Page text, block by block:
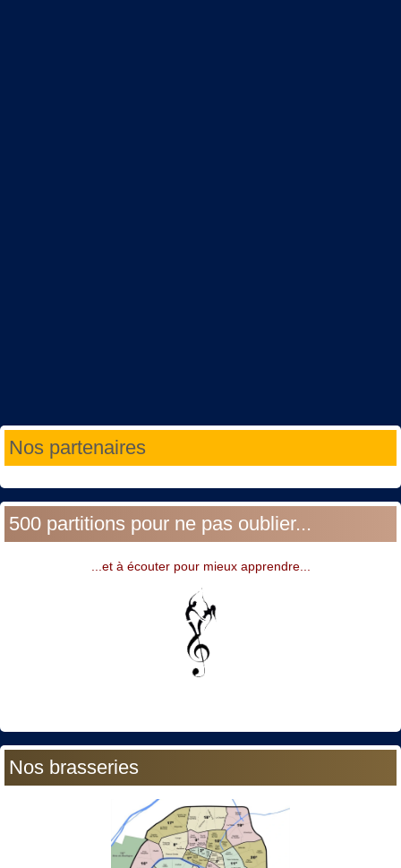
Nos partenaires
500 partitions pour ne pas oublier...
...et à écouter pour mieux apprendre...
Nos brasseries
Année
précédente
Mois
précédent
Année
suivante
Mois
suivant